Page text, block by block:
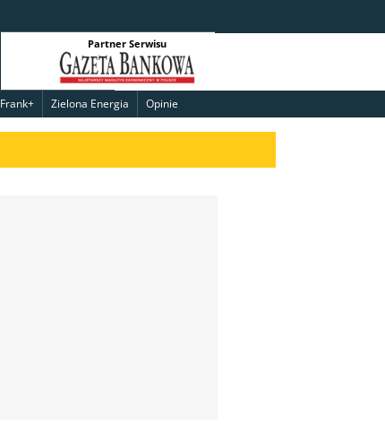
Partner Serwisu
Frank+ Zielona Energia Opinie